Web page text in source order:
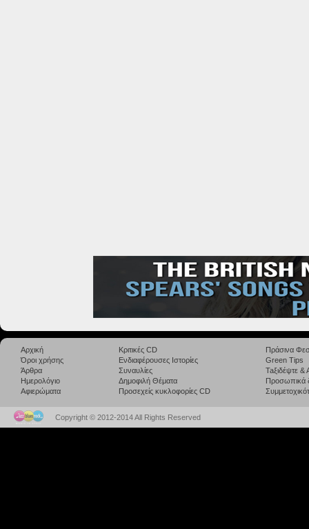
Αρχική
Όροι χρήσης
Άρθρα
Ημερολόγιο
Αφιερώματα
Κριτικές CD
Ενδιαφέρουσες Ιστορίες
Συναυλίες
Δημοφιλή Θέματα
Προσεχείς κυκλοφορίες CD
Πράσινα
Green Tips
Taξιδέψτε
Προσωπικά
Copyright © 2012-2014 All Rights Reserved